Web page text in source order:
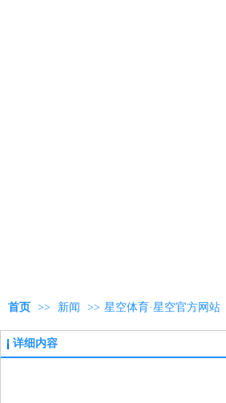
首页 >> 新闻 >> 星空体育·星空官方网站
详细内容